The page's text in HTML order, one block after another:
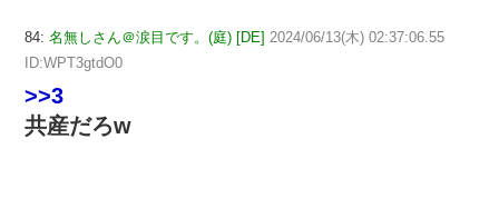
84: 名無しさん＠涙目です。(庭) [DE] 2024/06/13(木) 02:37:06.55
ID:WPT3gtdO0
>>3
共産だろw